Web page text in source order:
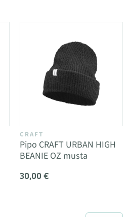
CRAFT
Pipo CRAFT URBAN HIGH
BEANIE OZ musta
30,00 €